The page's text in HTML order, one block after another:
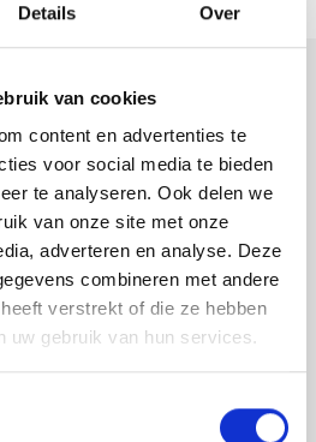
Details Over
van cookies
content en advertenties te
voor social media te bieden
te analyseren. Ook delen we
van onze site met onze
adverteren en analyse. Deze
combineren met andere
verstrekt of die ze hebben
uw gebruik van hun services.